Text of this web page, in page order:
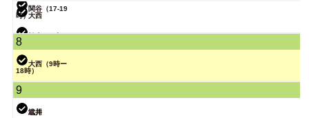
関谷（17-19
時）
院長
大西
松本（9時ー
18時）
武井
関谷（17-19
時）
8
大西（9時ー
18時）
武井
9
塩川